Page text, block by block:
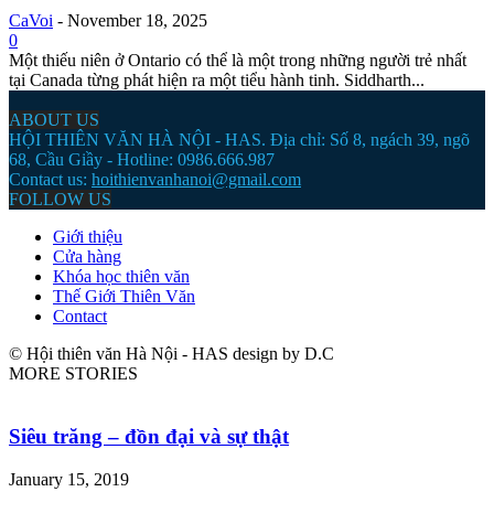
CaVoi - November 18, 2025
0
Một thiếu niên ở Ontario có thể là một trong những người trẻ nhất
tại Canada từng phát hiện ra một tiểu hành tinh. Siddharth...
ABOUT US
HỘI THIÊN VĂN HÀ NỘI - HAS. Địa chỉ: Số 8, ngách 39, ngõ
68, Cầu Giầy - Hotline: 0986.666.987
Contact us: hoithienvanhanoi@gmail.com
FOLLOW US
Giới thiệu
Cửa hàng
Khóa học thiên văn
Thế Giới Thiên Văn
Contact
© Hội thiên văn Hà Nội - HAS design by D.C
MORE STORIES
Siêu trăng – đồn đại và sự thật
January 15, 2019